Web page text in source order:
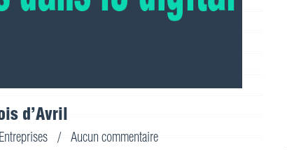
d’Avril
/ Aucun commentaire